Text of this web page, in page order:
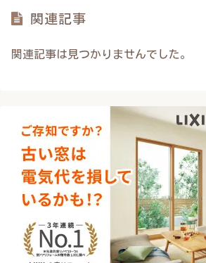
関連記事
関連記事は見つかりませんでした。